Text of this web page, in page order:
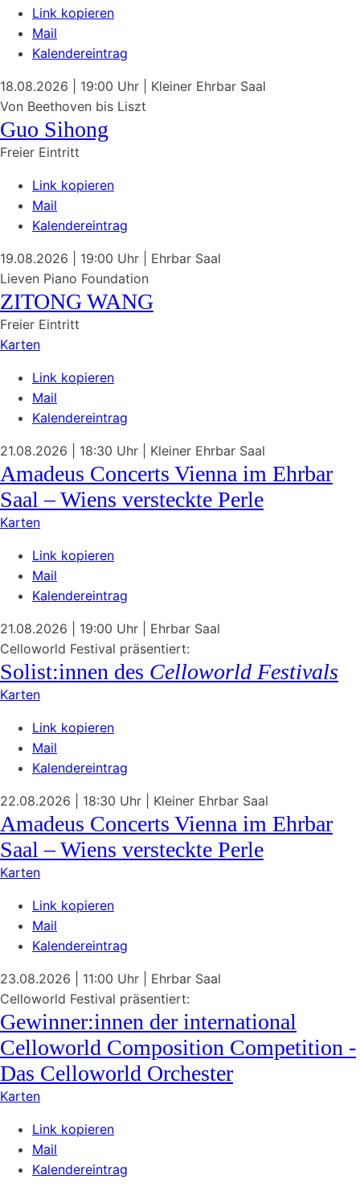
Link kopieren
Mail
Kalendereintrag
18.08.2026 | 19:00 Uhr
Kleiner Ehrbar Saal
Von Beethoven bis Liszt
Guo Sihong
Freier Eintritt
Link kopieren
Mail
Kalendereintrag
19.08.2026 | 19:00 Uhr
Ehrbar Saal
Lieven Piano Foundation
ZITONG WANG
Freier Eintritt
Karten
Link kopieren
Mail
Kalendereintrag
21.08.2026 | 18:30 Uhr Kleiner Ehrbar Saal
Amadeus Concerts Vienna im Ehrbar
Saal – Wiens versteckte Perle
Karten
Link kopieren
Mail
Kalendereintrag
21.08.2026 | 19:00 Uhr
Ehrbar Saal
Celloworld Festival präsentiert:
Solist:innen des Celloworld Festivals
Karten
Link kopieren
Mail
Kalendereintrag
22.08.2026 | 18:30 Uhr Kleiner Ehrbar Saal
Amadeus Concerts Vienna im Ehrbar
Saal – Wiens versteckte Perle
Karten
Link kopieren
Mail
Kalendereintrag
23.08.2026 | 11:00 Uhr
Ehrbar Saal
Celloworld Festival präsentiert:
Gewinner:innen der international
Celloworld Composition Competition -
Das Celloworld Orchester
Karten
Link kopieren
Mail
Kalendereintrag